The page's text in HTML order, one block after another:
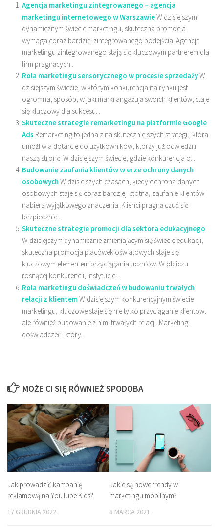
Agencja marketingu zintegrowanego – agencja
marketingu internetowego w WarszawieW dzisiejszym
dynamicznym świecie marketingu, skuteczna promocja
wymaga coraz bardziej zintegrowanego podejścia. Agencje
marketingu zintegrowanego stają się kluczowym partnerem dla
firm pragnących...
Rola marketingu sensorycznego w procesie sprzedażyW
dzisiejszym świecie, w którym konkurencja na rynku jest
ogromna, sposób, w jaki marki angażują swoich klientów, staje
się kluczowy dla sukcesu...
Skuteczne strategie remarketingu na platformie Google
Ads Remarketing to jedna z najskuteczniejszych strategii, która
umożliwia dotarcie do użytkowników, którzy już odwiedzili
naszą stronę. W dzisiejszym świecie, gdzie konkurencja o...
Budowanie zaufania klientów w erze ochrony danych
osobowych W dzisiejszych czasach, kiedy ochrona danych
osobowych staje się coraz bardziej istotna, zaufanie klientów
nabiera wyjątkowego znaczenia. Klienci pragną czuć się
bezpiecznie...
Skuteczne strategie promocji dla sektora edukacyjnego
W dzisiejszym dynamicznie zmieniającym się świecie edukacji,
skuteczna promocja placówek oświatowych staje się
kluczowym elementem przyciągania uczniów. W obliczu
rosnącej konkurencji, instytucje...
Rola marketingu doświadczeń w budowaniu trwałych
relacji z klientemW dzisiejszym konkurencyjnym świecie
marketingu, kluczowe staje się nie tylko przyciąganie klientów,
ale również budowanie z nimi trwałych relacji. Marketing
doświadczeń, który...
MOŻE CI SIĘ RÓWNIEŻ SPODOBA
Jak prowadzić kampanię
reklamową na YouTube Kids?
17 GRUDNIA 2022
Jakie są nowe trendy w
marketingu mobilnym?
8 MARCA 2021